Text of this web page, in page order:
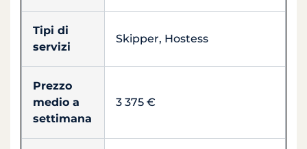
Tipi di
servizi
Skipper, Hostess
Prezzo
medio a
settimana
3 375 €